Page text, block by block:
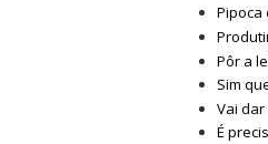
Pipoca
Pôr a
Sim
Vai
É